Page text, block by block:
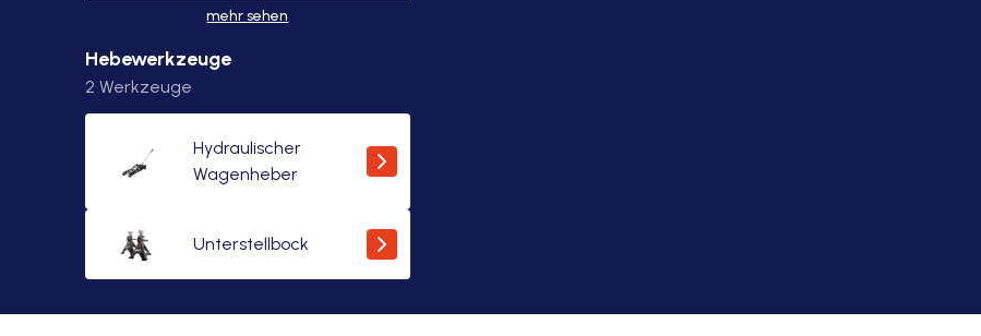
mehr sehen
Hebewerkzeuge
2 Werkzeuge
Hydraulischer
Wagenheber
Unterstellbock